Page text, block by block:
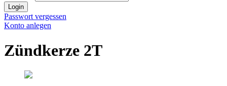
Login
Passwort vergessen
Konto anlegen
Zündkerze 2T